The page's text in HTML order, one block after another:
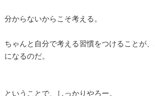
分からないからこそ考える。
ちゃんと自分で考える習慣をつけることが
になるのだ。
ということで、しっかりやろー。